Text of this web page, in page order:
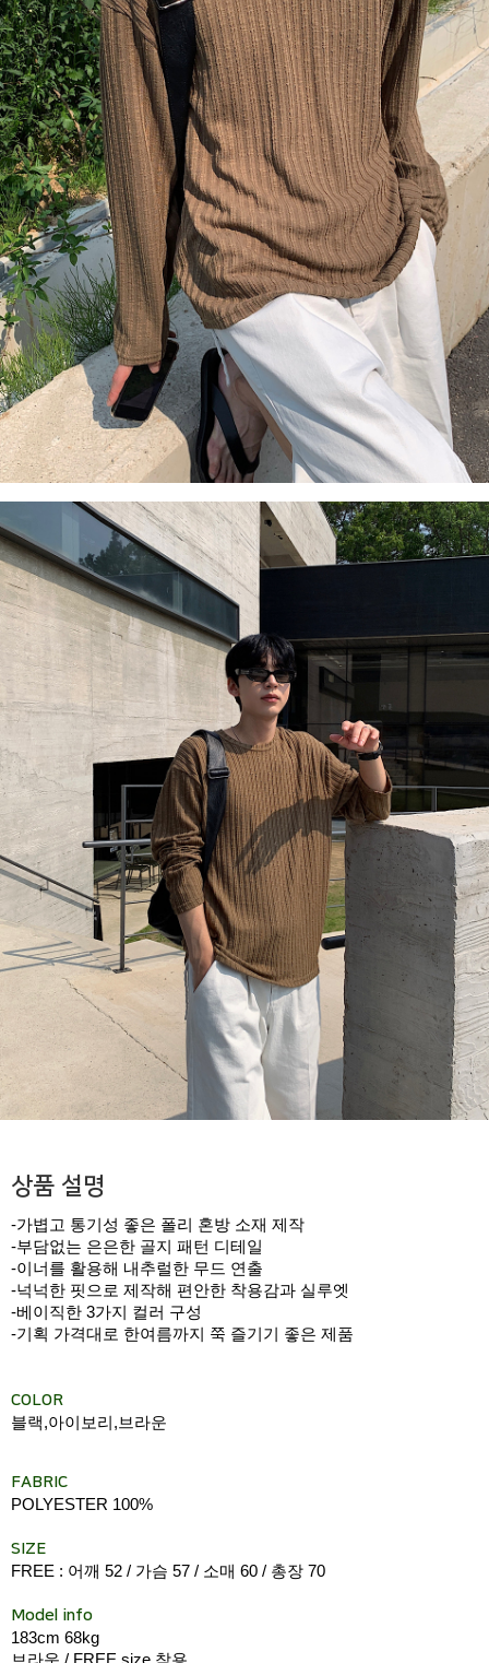
상품 설명
-가볍고 통기성 좋은 폴리 혼방 소재 제작
-부담없는 은은한 골지 패턴 디테일
-이너를 활용해 내추럴한 무드 연출
-넉넉한 핏으로 제작해 편안한 착용감과 실루엣
-베이직한 3가지 컬러 구성
-기획 가격대로 한여름까지 쭉 즐기기 좋은 제품
COLOR
블랙,아이보리,브라운
FABRIC
POLYESTER 100%
SIZE
FREE : 어깨 52 / 가슴 57 / 소매 60 / 총장 70
Model info
183cm 68kg
브라운 / FREE size 착용